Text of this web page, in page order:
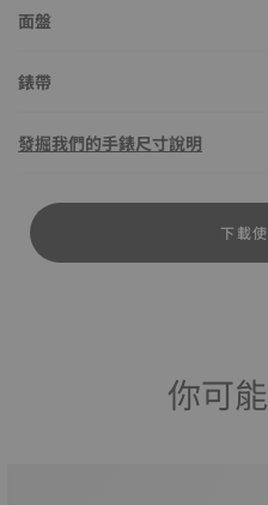
面盤
錶帶
發掘我們的手錶尺寸說明
下載
你可